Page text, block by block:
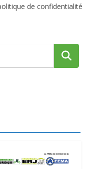
de confidentialité